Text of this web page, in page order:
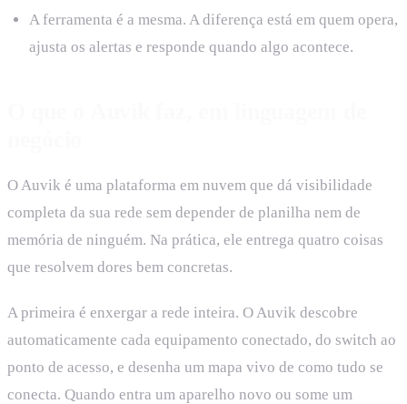
A ferramenta é a mesma. A diferença está em quem opera,
ajusta os alertas e responde quando algo acontece.
O Auvik é uma plataforma em nuvem que dá visibilidade
completa da sua rede sem depender de planilha nem de
memória de ninguém. Na prática, ele entrega quatro coisas
que resolvem dores bem concretas.
A primeira é enxergar a rede inteira. O Auvik descobre
automaticamente cada equipamento conectado, do switch ao
ponto de acesso, e desenha um mapa vivo de como tudo se
conecta. Quando entra um aparelho novo ou some um